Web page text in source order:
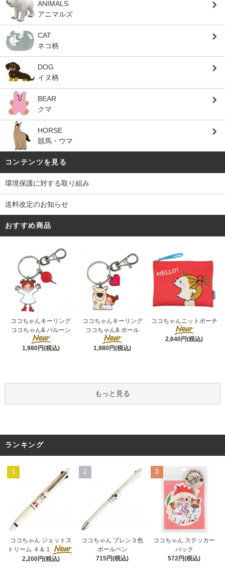
ANIMALS
アニマルズ
CAT
ネコ柄
DOG
イヌ柄
BEAR
クマ
HORSE
競馬・ウマ
コンテンツを見る
環境保護に対する取り組み
送料改定のお知らせ
おすすめ商品
ココちゃんキーリング
ココちゃん& バルーン
1,980円(税込)
ココちゃんキーリング
ココちゃん& ポール
1,980円(税込)
ココちゃんニットポーチ
2,640円(税込)
もっと見る
ランキング
1
ココちゃん ジェットス
トリーム ４＆１
2,200円(税込)
2
ココちゃん ブレン３色
ボールペン
715円(税込)
3
ココちゃん ステッカー
パック
572円(税込)